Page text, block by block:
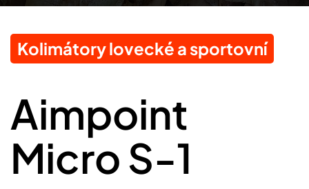
Kolimátory lovecké a sportovní
Aimpoint
Micro S-1